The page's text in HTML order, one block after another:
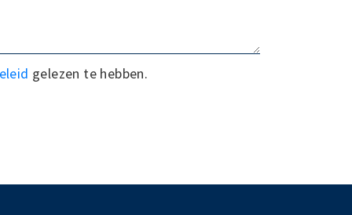
gelezen te hebben.